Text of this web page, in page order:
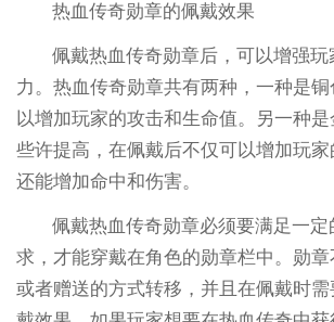
热血传奇勋章的佩戴效果
佩戴热血传奇勋章后，可以增强
力。热血传奇勋章共有两种，一种是
以增加玩家的攻击和生命值。另一种
些许提高，在佩戴后不仅可以增加玩家
还能增加命中和伤害。
佩戴热血传奇勋章必须要满足一
求，才能穿戴在角色的勋章栏中。勋
或者赠送的方式转移，并且在佩戴时